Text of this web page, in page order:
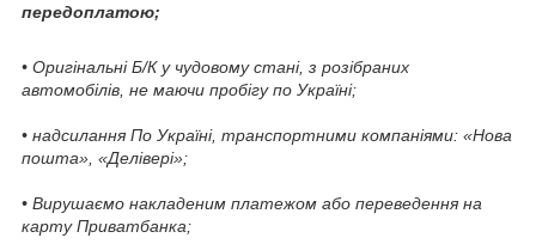
передоплатою;
• Оригінальні Б/К у чудовому стані, з розібраних
автомобілів, не маючи пробігу по Україні;
• надсилання По Україні, транспортними компаніями: «Нова
пошта», «Делівері»;
• Вирушаємо накладеним платежом або переведення на
карту Приватбанка;